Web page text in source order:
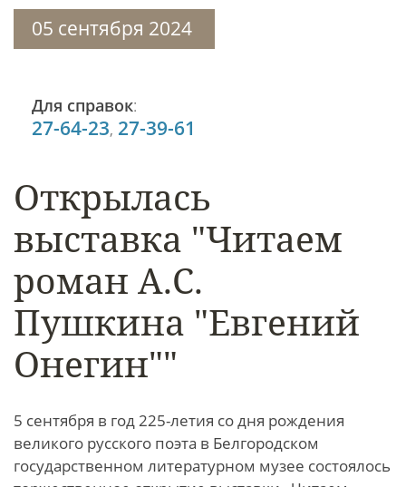
Открылась
выставка "Читаем
роман А.С.
Пушкина "Евгений
Онегин""
5 сентября в год 225-летия со дня рождения
великого русского поэта в Белгородском
государственном литературном музее состоялось
05 сентября 2024
Для справок:
27-64-23, 27-39-61